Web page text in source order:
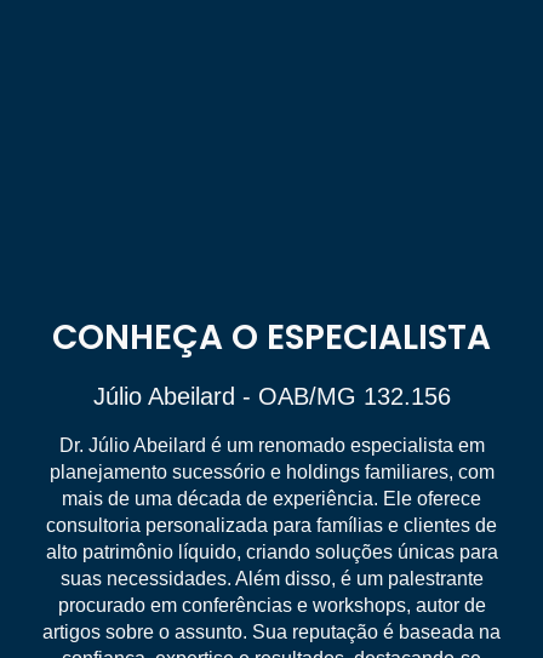
CONHEÇA O ESPECIALISTA
Júlio Abeilard - OAB/MG 132.156
Dr. Júlio Abeilard é um renomado especialista em
planejamento sucessório e holdings familiares, com
mais de uma década de experiência. Ele oferece
consultoria personalizada para famílias e clientes de
alto patrimônio líquido, criando soluções únicas para
suas necessidades. Além disso, é um palestrante
procurado em conferências e workshops, autor de
artigos sobre o assunto. Sua reputação é baseada na